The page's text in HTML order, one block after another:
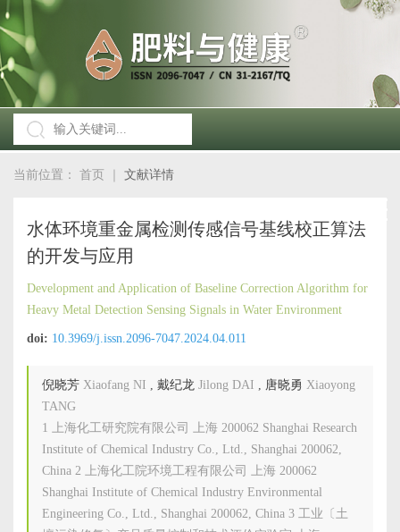
当前位置： 首页 文献详情
水体环境重金属检测传感信号基线校正算法
的开发与应用
Development and Application of Baseline Correction Algorithm for
Heavy Metal Detection Sensing Signals in Water Environment
doi: 10.3969/j.issn.2096-7047.2024.04.011
倪晓芳 Xiaofang NI , 戴纪龙 Jilong DAI , 唐晓勇 Xiaoyong
TANG
1 上海化工研究院有限公司 上海 200062 Shanghai Research
Institute of Chemical Industry Co., Ltd., Shanghai 200062,
China 2 上海化工院环境工程有限公司 上海 200062
Shanghai Institute of Chemical Industry Environmental
Engineering Co., Ltd., Shanghai 200062, China 3 工业〔土